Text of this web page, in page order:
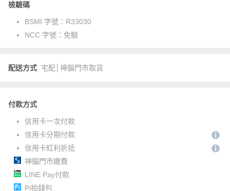
檢驗碼
BSMI 字號： R33030
NCC 字號： 免驗
配送方式 宅配│神腦門市取貨
付款方式
信用卡一次付款
信用卡分期付款
信用卡紅利折抵
神腦門市繳費
LINE Pay付款
Pi拍錢包